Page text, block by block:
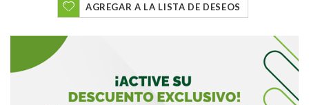
Buscar
Buscar
AGREGAR A LA LISTA DE DESEOS